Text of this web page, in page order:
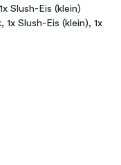
Slush-Eis (klein)
1x Slush-Eis (klein), 1x